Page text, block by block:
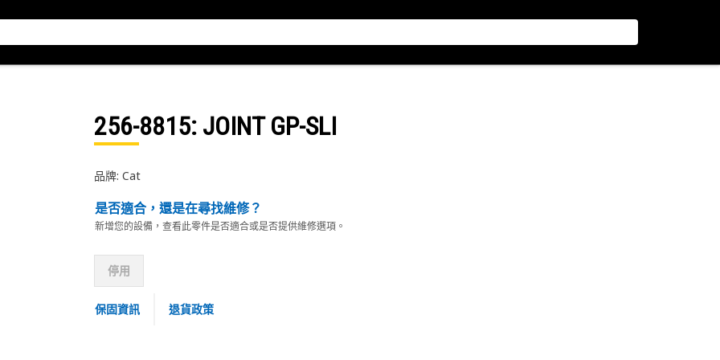
256-8815: JOINT GP-SLI
品牌: Cat
是否適合，還是在尋找維修？
新增您的設備，查看此零件是否適合或是否提供維修選項。
停用
保固資訊 退貨政策